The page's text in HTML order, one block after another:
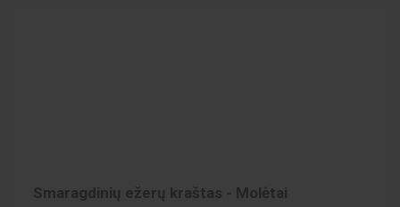
Smaragdinių ežerų kraštas - Molėtai